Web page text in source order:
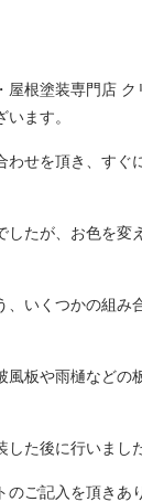
屋根塗装専門店
ます。
わせを頂き、すぐ
したが、お色を変
、いくつかの組み
風板や雨樋などの
た後に行いました
のご記入を頂きあ